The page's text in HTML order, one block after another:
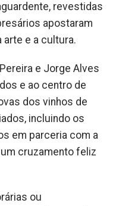
revestidas
apostaram
arte e a cultura.
e Jorge Alves
e ao centro de
dos vinhos de
incluindo os
em parceria com a
cruzamento feliz
ou